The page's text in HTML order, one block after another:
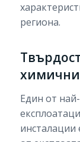
региона.
химични
Един от
инсталации